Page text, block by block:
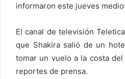
c
r
informaron este jueves
El canal de televisión
que Shakira salió de un
tomar un vuelo a la costa
reportes de prensa.